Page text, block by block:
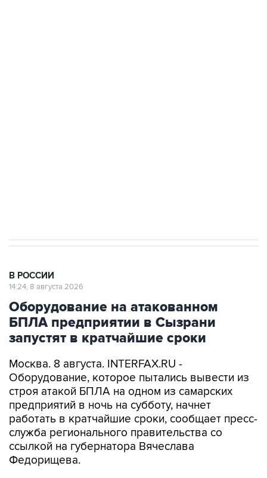
В РОССИИ
14:24, 8 августа 2026
Оборудование на атакованном
БПЛА предприятии в Сызрани
запустят в кратчайшие сроки
Москва. 8 августа. INTERFAX.RU -
Оборудование, которое пытались вывести из
строя атакой БПЛА на одном из самарских
предприятий в ночь на субботу, начнет
работать в кратчайшие сроки, сообщает пресс-
служба регионального правительства со
ссылкой на губернатора Вячеслава
Федорищева.